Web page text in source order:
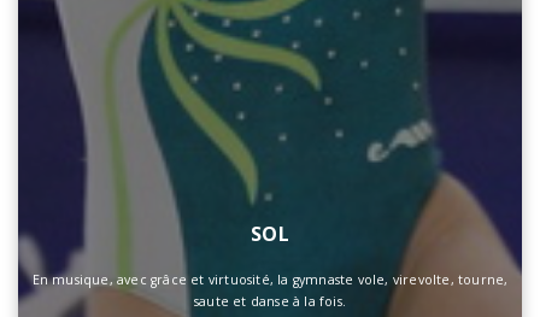
SOL
En musique, avec grâce et virtuosité, la gymnaste vole, virevolte, tourne,
saute et danse à la fois.